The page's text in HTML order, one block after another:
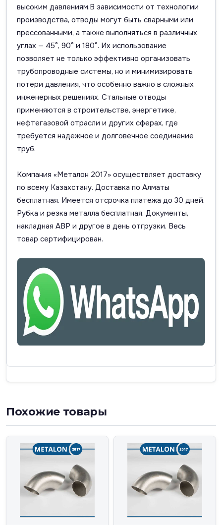
высоким давлениям.В зависимости от технологии
производства, отводы могут быть сварными или
прессованными, а также выполняться в различных
углах — 45°, 90° и 180°. Их использование
позволяет не только эффективно организовать
трубопроводные системы, но и минимизировать
потери давления, что особенно важно в сложных
инженерных решениях. Стальные отводы
применяются в строительстве, энергетике,
нефтегазовой отрасли и других сферах, где
требуется надежное и долговечное соединение
труб.
Компания «Металон 2017» осуществляет доставку
по всему Казахстану. Доставка по Алматы
бесплатная. Имеется отсрочка платежа до 30 дней.
Рубка и резка металла бесплатная. Документы,
накладная АВР и другое в день отгрузки. Весь
товар сертифицирован.
Похожие товары